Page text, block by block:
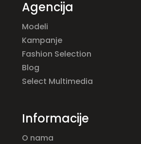
Agencija
Modeli
Kampanje
Fashion Selection
Blog
Select Multimedia
Informacije
O nama